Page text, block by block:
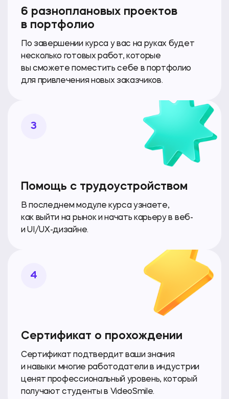
6 разноплановых проектов
в портфолио
По завершении курса у вас на руках будет
несколько готовых работ, которые
вы сможете поместить себе в портфолио
для привлечения новых заказчиков.
3
Помощь с трудоустройством
В последнем модуле курса узнаете,
как выйти на рынок и начать карьеру в веб-
и UI/UX-дизайне.
4
Сертификат о прохождении
Сертификат подтвердит ваши знания
и навыки: многие работодатели в индустрии
ценят профессиональный уровень, который
получают студенты в VideoSmile.